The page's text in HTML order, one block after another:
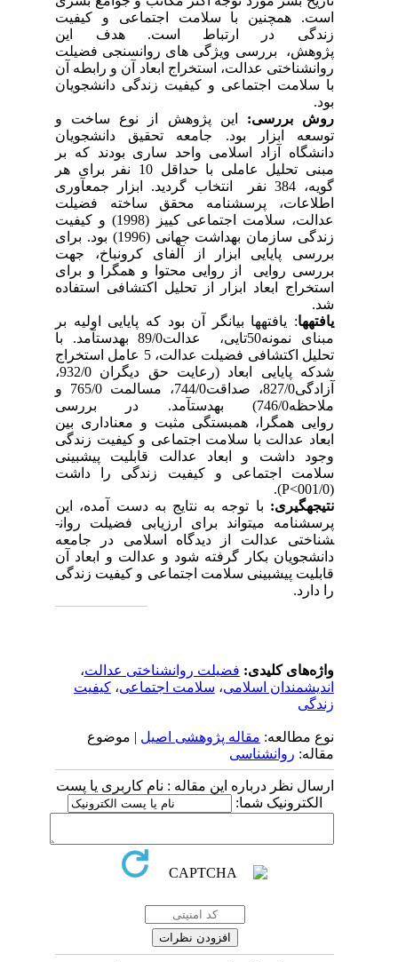
است. همچنین با سلامت اجتماعی و کیفیت
زندگی در ارتباط است.
هدف این
پژوهش، بررسی ویژگی های روانسنجی فضیلت
روان­شناختی عدالت، استخراج ابعاد آن و رابطه آن
با سلامت اجتماعی و کیفیت زندگی دانشجویان
بود.
روش بررسی­:
این پژوهش از نوع ساخت و
توسعه ابزار
بود. جامعه تحقیق دانشجویان
دانشگاه آزاد اسلامی واحد ساری بودند که بر
مبنی تحلیل عاملی با حداقل 10 نفر برای هر
گویه، 384 نفر انتخاب گردید. ابزار جمع­آوری
اطلاعات، پرسشنامه­ محقق ساخته فضیلت
عدالت، سلامت اجتماعی کییز (1998) و کیفیت
زندگی سازمان بهداشت جهانی (1996) بود.
برای
بررسی پایایی ابزار از
آلفای کرونباخ،
جهت
بررسی روایی از روایی محتوا و همگرا و برای
استخراج ابعاد ابزار از تحلیل اکتشافی استفاده
شد.
یافته­ها:یافته­ها بیانگر آن بود که پایایی اولیه بر
مبنای نمونه­50تایی، عدالت89/0 به­دست­آمد. با
تحلیل اکتشافی فضیلت عدالت، 5 عامل
استخراج
شدکه پایایی ابعاد (رعایت حق دیگران­932/
0،
آزادگی­827/0، صداقت­744/0، مسالمت 765/0 و
ملاحظه746/0)
به­دست­آمد. در بررسی
روایی همگرا، همبستگی مثبت و معناداری بین
ابعاد عدالت با سلامت اجتماعی و کیفیت زندگی
وجود داشت و ابعاد عدالت قابلیت پیش­بینی
سلامت اجتماعی و کیفیت زندگی را داشت
P
).
نتیجه­گیری:با توجه به نتایج به دست آمده، این
پرسشنامه می­تواند برای ارزیابی فضیلت روان­
شناختی عدالت از دیدگاه اسلامی در جامعه
دانشجویان بکار گرفته شود و عدالت و ابعاد آن
قابلیت پیش­بینی سلامت اجتماعی و کیفیت زندگی
را دارد.
واژه‌های کلیدی:فضیلت روان­شناختی عدالت،
اندیشمندان اسلامی،سلامت اجتماعی،کیفیت
زندگی
نوع مطالعه:مقاله پژوهشی اصیل| موضوع
مقاله:روانشناسی
ارسال نظر درباره این مقاله : نام کاربری یا پست
الکترونیک شما: